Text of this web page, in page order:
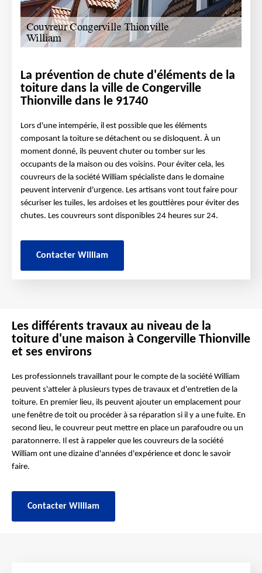
La prévention de chute d'éléments de la
toiture dans la ville de Congerville
Thionville dans le 91740
Lors d'une intempérie, il est possible que les éléments
composant la toiture se détachent ou se disloquent. À un
moment donné, ils peuvent chuter ou tomber sur les
occupants de la maison ou des voisins. Pour éviter cela, les
couvreurs de la société William spécialiste dans le domaine
peuvent intervenir d'urgence. Les artisans vont tout faire pour
sécuriser les tuiles, les ardoises et les gouttières pour éviter des
chutes. Les couvreurs sont disponibles 24 heures sur 24.
Contacter William
Les différents travaux au niveau de la
toiture d'une maison à Congerville Thionville
et ses environs
Les professionnels travaillant pour le compte de la société William
peuvent s'atteler à plusieurs types de travaux et d'entretien de la
toiture. En premier lieu, ils peuvent ajouter un emplacement pour
une fenêtre de toit ou procéder à sa réparation si il y a une fuite. En
second lieu, le couvreur peut mettre en place un parafoudre ou un
paratonnerre. Il est à rappeler que les couvreurs de la société
William ont une dizaine d'années d'expérience et donc le savoir
faire.
Contacter William